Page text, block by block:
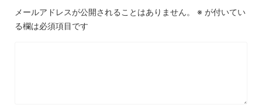
メールアドレスが公開されることはありません。 ※ が付いてい
る欄は必須項目です